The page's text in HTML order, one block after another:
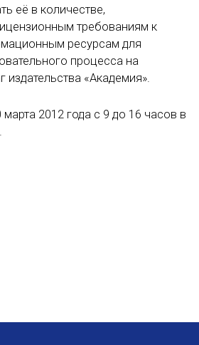
её в количестве,
требованиям к
ресурсам для
процесса на
издательства «Академия».
2012 года с 9 до 16 часов в